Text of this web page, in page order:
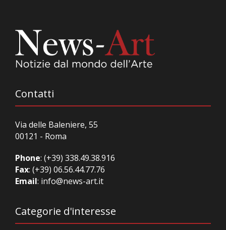
Contatti
Via delle Baleniere, 55
00121 - Roma
Phone: (+39) 338.49.38.916
Fax: (+39) 06.56.44.77.76
Email: info@news-art.it
Categorie d'interesse